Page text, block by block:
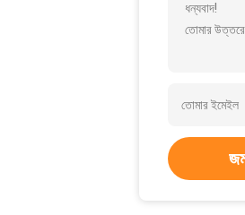
ধন্যবাদ!
তোমার